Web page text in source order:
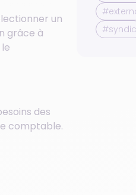
un
grâce à
des
comptable.
#syndic